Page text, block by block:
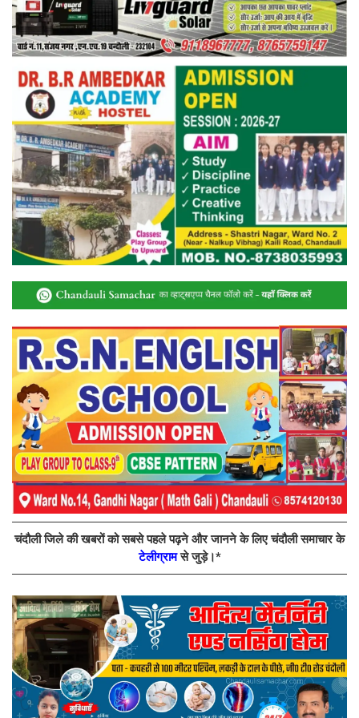
चंदौली जिले की खबरों को सबसे पहले पढ़ने और जानने के लिए चंदौली समाचार के
टेलीग्रामसे जुड़े।*